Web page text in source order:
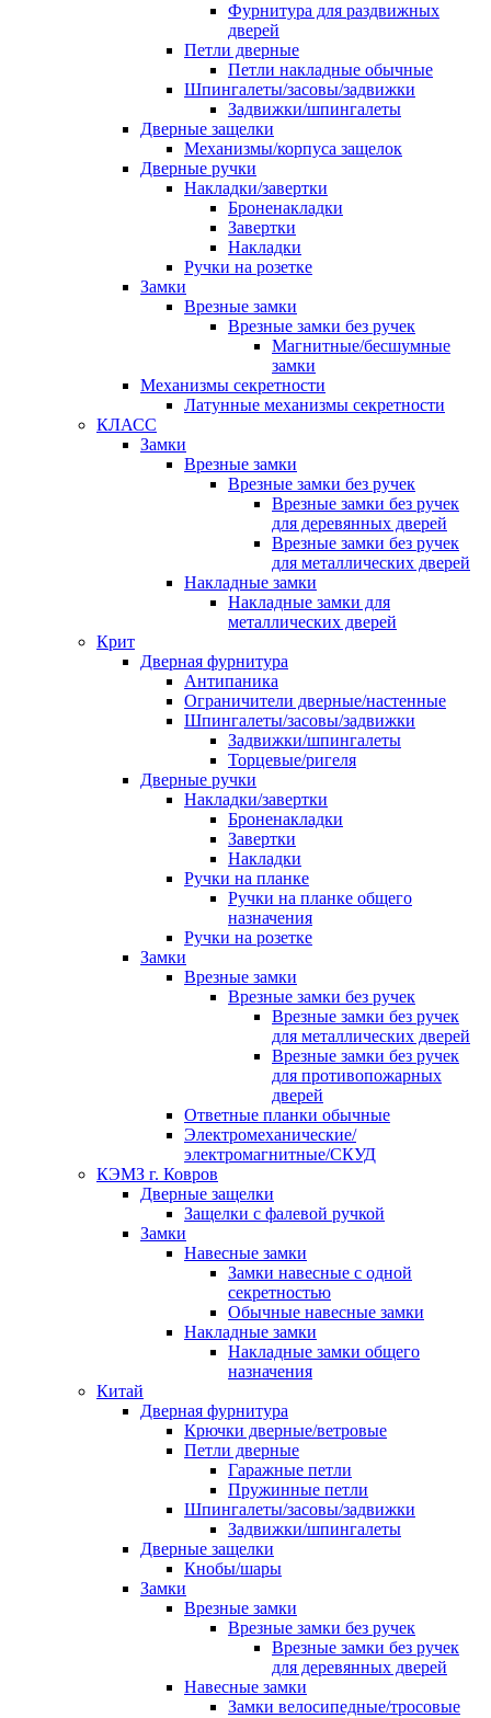
Фурнитура для раздвижных
дверей
Петли дверные
Петли накладные обычные
Шпингалеты/засовы/задвижки
Задвижки/шпингалеты
Дверные защелки
Механизмы/корпуса защелок
Дверные ручки
Накладки/завертки
Броненакладки
Завертки
Накладки
Ручки на розетке
Замки
Врезные замки
Врезные замки без ручек
Магнитные/бесшумные
замки
Механизмы секретности
Латунные механизмы секретности
КЛАСС
Замки
Врезные замки
Врезные замки без ручек
Врезные замки без ручек
для деревянных дверей
Врезные замки без ручек
для металлических дверей
Накладные замки
Накладные замки для
металлических дверей
Крит
Дверная фурнитура
Антипаника
Ограничители дверные/настенные
Шпингалеты/засовы/задвижки
Задвижки/шпингалеты
Торцевые/ригеля
Дверные ручки
Накладки/завертки
Броненакладки
Завертки
Накладки
Ручки на планке
Ручки на планке общего
назначения
Ручки на розетке
Замки
Врезные замки
Врезные замки без ручек
Врезные замки без ручек
для металлических дверей
Врезные замки без ручек
для противопожарных
дверей
Ответные планки обычные
Электромеханические/
электромагнитные/СКУД
КЭМЗ г. Ковров
Дверные защелки
Защелки с фалевой ручкой
Замки
Навесные замки
Замки навесные с одной
секретностью
Обычные навесные замки
Накладные замки
Накладные замки общего
назначения
Китай
Дверная фурнитура
Крючки дверные/ветровые
Петли дверные
Гаражные петли
Пружинные петли
Шпингалеты/засовы/задвижки
Задвижки/шпингалеты
Дверные защелки
Кнобы/шары
Замки
Врезные замки
Врезные замки без ручек
Врезные замки без ручек
для деревянных дверей
Навесные замки
Замки велосипедные/тросовые